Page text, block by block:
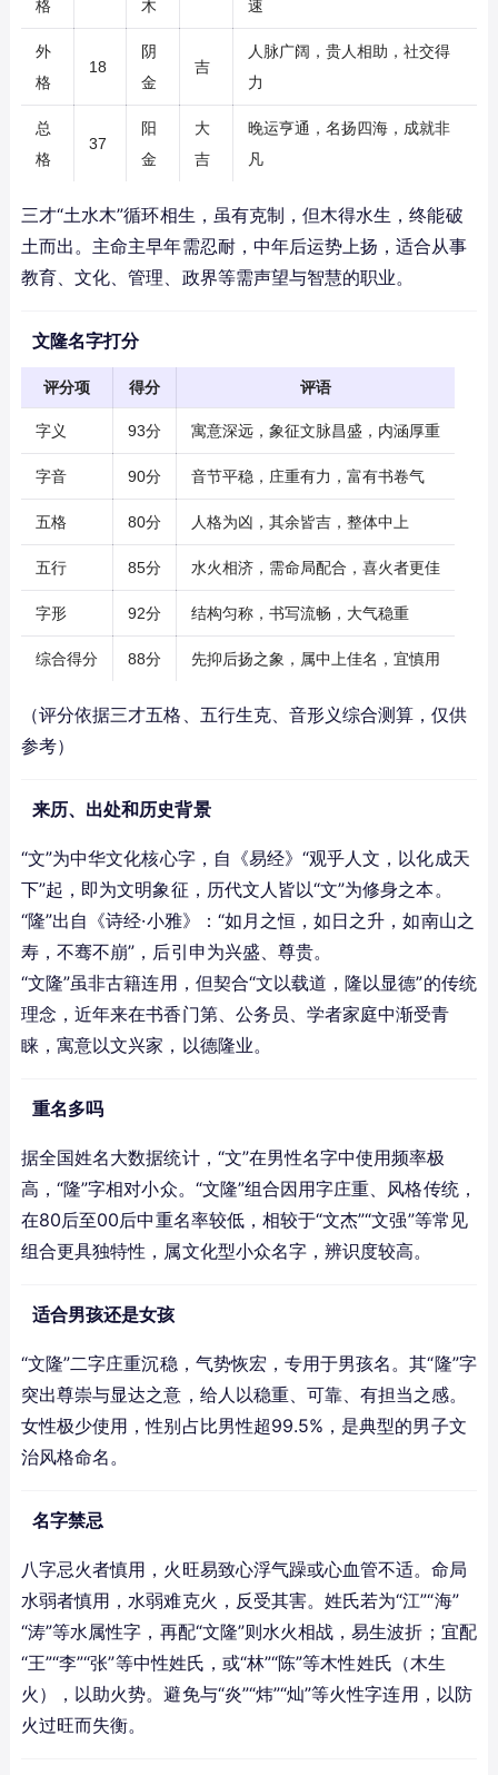
格 木 速
外
格
18
阴
金
吉
人脉广阔，贵人相助，社交得
力
总
格
37
阳
金
大
吉
晚运亨通，名扬四海，成就非
凡
三才“土水木”循环相生，虽有克制，但木得水生，终能破
土而出。主命主早年需忍耐，中年后运势上扬，适合从事
教育、文化、管理、政界等需声望与智慧的职业。
文隆名字打分
评分项 得分 评语
字义 93分 寓意深远，象征文脉昌盛，内涵厚重
字音 90分 音节平稳，庄重有力，富有书卷气
五格 80分 人格为凶，其余皆吉，整体中上
五行 85分 水火相济，需命局配合，喜火者更佳
字形 92分 结构匀称，书写流畅，大气稳重
综合得分 88分 先抑后扬之象，属中上佳名，宜慎用
（评分依据三才五格、五行生克、音形义综合测算，仅供
参考）
来历、出处和历史背景
“文”为中华文化核心字，自《易经》“观乎人文，以化成天
下”起，即为文明象征，历代文人皆以“文”为修身之本。
“隆”出自《诗经·小雅》：“如月之恒，如日之升，如南山之
寿，不骞不崩”，后引申为兴盛、尊贵。
“文隆”虽非古籍连用，但契合“文以载道，隆以显德”的传统
理念，近年来在书香门第、公务员、学者家庭中渐受青
睐，寓意以文兴家，以德隆业。
重名多吗
据全国姓名大数据统计，“文”在男性名字中使用频率极
高，“隆”字相对小众。“文隆”组合因用字庄重、风格传统，
在80后至00后中重名率较低，相较于“文杰”“文强”等常见
组合更具独特性，属文化型小众名字，辨识度较高。
适合男孩还是女孩
“文隆”二字庄重沉稳，气势恢宏，专用于男孩名。其“隆”字
突出尊崇与显达之意，给人以稳重、可靠、有担当之感。
女性极少使用，性别占比男性超99.5%，是典型的男子文
治风格命名。
名字禁忌
八字忌火者慎用，火旺易致心浮气躁或心血管不适。命局
水弱者慎用，水弱难克火，反受其害。姓氏若为“江”“海”
“涛”等水属性字，再配“文隆”则水火相战，易生波折；宜配
“王”“李”“张”等中性姓氏，或“林”“陈”等木性姓氏（木生
火），以助火势。避免与“炎”“炜”“灿”等火性字连用，以防
火过旺而失衡。